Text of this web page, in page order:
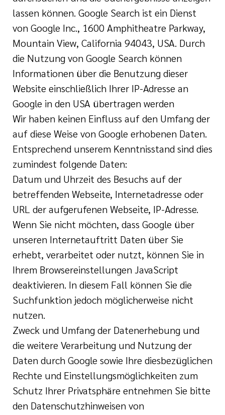
lassen können. Google Search ist ein Dienst
von Google Inc., 1600 Amphitheatre Parkway,
Mountain View, California 94043, USA. Durch
die Nutzung von Google Search können
Informationen über die Benutzung dieser
Website einschließlich Ihrer IP-Adresse an
Google in den USA übertragen werden
Wir haben keinen Einfluss auf den Umfang der
auf diese Weise von Google erhobenen Daten.
Entsprechend unserem Kenntnisstand sind dies
zumindest folgende Daten:
Datum und Uhrzeit des Besuchs auf der
betreffenden Webseite, Internetadresse oder
URL der aufgerufenen Webseite, IP-Adresse.
Wenn Sie nicht möchten, dass Google über
unseren Internetauftritt Daten über Sie
erhebt, verarbeitet oder nutzt, können Sie in
Ihrem Browsereinstellungen JavaScript
deaktivieren. In diesem Fall können Sie die
Suchfunktion jedoch möglicherweise nicht
nutzen.
Zweck und Umfang der Datenerhebung und
die weitere Verarbeitung und Nutzung der
Daten durch Google sowie Ihre diesbezüglichen
Rechte und Einstellungsmöglichkeiten zum
Schutz Ihrer Privatsphäre entnehmen Sie bitte
den Datenschutzhinweisen von